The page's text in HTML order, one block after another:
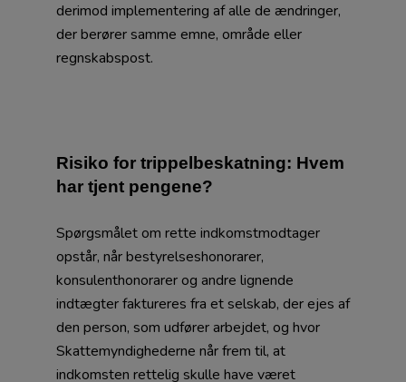
derimod implementering af alle de ændringer,
der berører samme emne, område eller
regnskabspost.
Risiko for trippelbeskatning: Hvem
har tjent pengene?
Spørgsmålet om rette indkomstmodtager
opstår, når bestyrelseshonorarer,
konsulenthonorarer og andre lignende
indtægter faktureres fra et selskab, der ejes af
den person, som udfører arbejdet, og hvor
Skattemyndighederne når frem til, at
indkomsten rettelig skulle have været